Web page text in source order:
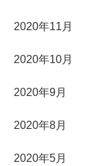
2020年11月
2020年10月
2020年9月
2020年8月
2020年5月